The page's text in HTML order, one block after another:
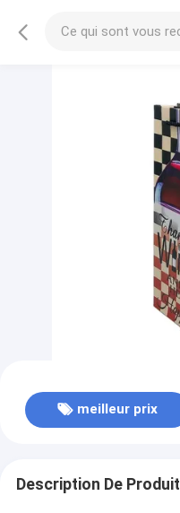
meilleur prix
Description De Produit